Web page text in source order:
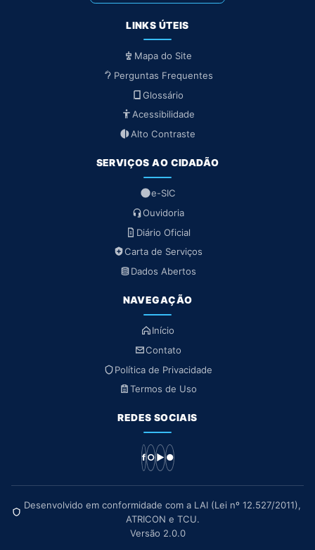
LINKS ÚTEIS
Mapa do Site
Perguntas Frequentes
Glossário
Acessibilidade
Alto Contraste
SERVIÇOS AO CIDADÃO
e-SIC
Ouvidoria
Diário Oficial
Carta de Serviços
Dados Abertos
NAVEGAÇÃO
Início
Contato
Política de Privacidade
Termos de Uso
REDES SOCIAIS
f ○▶ ●
Desenvolvido em conformidade com a LAI (Lei nº 12.527/2011),
ATRICON e TCU.
Versão 2.0.0